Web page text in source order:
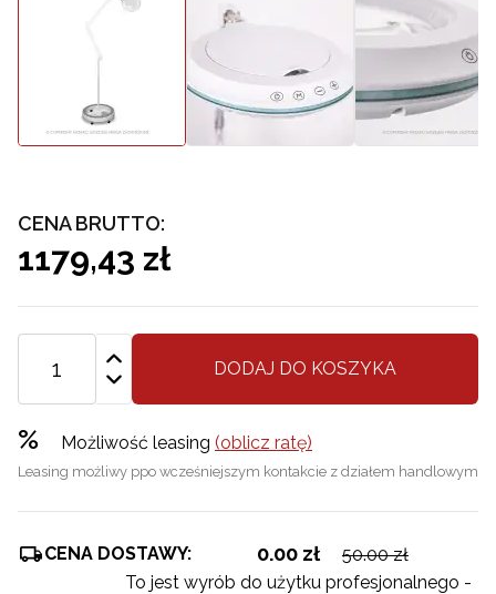
CENA BRUTTO:
1179,43 zł
DODAJ DO KOSZYKA
% Możliwość leasing (oblicz ratę)
Leasing możliwy ppo wcześniejszym kontakcie z działem handlowym
CENA DOSTAWY: 0.00 zł 50.00 zł
To jest wyrób do użytku profesjonalnego -